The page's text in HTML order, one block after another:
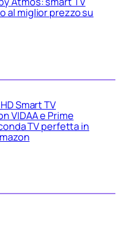
al miglior prezzo su
Smart TV
VIDAA e Prime
TV perfetta in